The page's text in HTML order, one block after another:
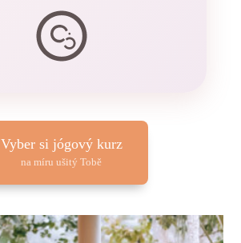
Vyber si jógový kurz
na míru ušitý Tobě